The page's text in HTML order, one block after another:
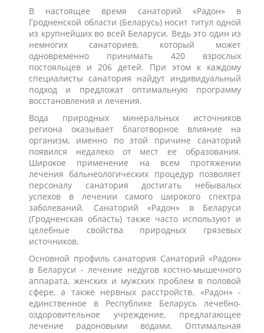
В настоящее время санаторий «Радон» в
Гродненской области (Беларусь) носит титул одной
из крупнейших во всей Беларуси. Ведь это один из
немногих санаториев, который может
одновременно принимать 420 взрослых
постояльцев и 206 детей. При этом к каждому
специалисты санатория найдут индивидуальный
подход и предложат оптимальную программу
восстановления и лечения.
Вода природных минеральных источников
региона оказывает благотворное влияние на
организм, именно по этой причине санаторий
появился недалеко от мест ее образования.
Широкое применение на всем протяжении
лечения бальнеологических процедур позволяет
персоналу санатория достигать небывалых
успехов в лечении самого широкого спектра
заболеваний. Санаторий «Радон» в Беларуси
(Гродненская область) также часто используют и
целебные свойства природных грязевых
источников.
Основной профиль санатория Санаторий «Радон»
в Беларуси - лечение недугов костно-мышечного
аппарата, женских и мужских проблем в половой
сфере, а также нервных расстройств. «Радон» -
единственное в Республике Беларусь лечебно-
оздоровительное учреждение, предлагающее
лечение радоновыми водами. Оптимальная